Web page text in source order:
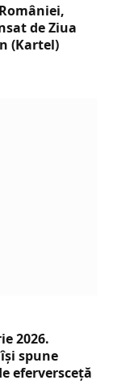
de Ziua
(Kartel)
2026.
spune
eferversceță